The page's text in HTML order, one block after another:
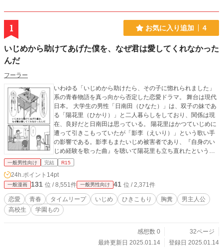
1 お気に入り追加 4
いじめから助けてあげた僕を、なぜ君は愛してくれなかった
んだ
フーラー
いわゆる「いじめから助けたら、その子に惚れられました」
系の青春物語を真っ向から否定した恋愛ドラマ。 舞台は現代
日本。 大学生の男性「日南田（ひなた）」は、双子の妹であ
る「陽花里（ひかり）」と二人暮らしをしており、関係は現
在、良好だと日南田は思っている。 陽花里はかつていじめに
遭って引きこもっていたが「影李（えいり）」という歌い手
の影響である。影李もまたいじめ被害者であり、『自身のい
じめ経験を歌った曲』を聴いて陽花里も立ち直れたという過
去を持つ。 だが実はこの「歌い手・影李」と日南田は高校時
り」をしていた過去があった。 そしてそんなある日、突然日
南田は「高校時代」にタイムリープしてしまう。 そこでは前
の世界と同様、陽花里はまだ引きこもっており、影李もいじ
めに遭っていた。 陽花里に対して「早く復学しないと、将来
大変なことになるよ？」と説教するも、当時不仲だった陽花
る現場に遭遇する。 ここで日南田は 「もしここで彼女を助け
一般男性向け 完結 R15
24h.ポイント 14pt
一般漫画 131 位 / 8,551件 一般男性向け 41 位 / 2,371件
恋愛 青春 タイムリープ いじめ ひきこもり 胸糞
男主人公
高校生
学園もの
感想数 0
32ページ
最終更新日 2025.01.14
登録日 2025.01.14